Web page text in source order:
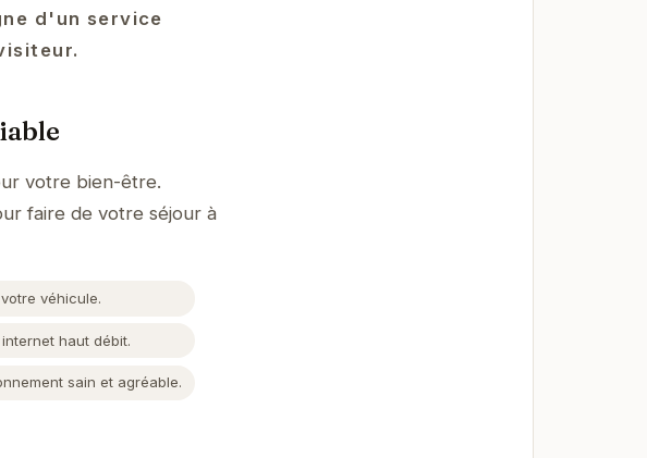
d'un service
votre bien-être.
faire de votre séjour à
véhicule.
haut débit.
sain et agréable.